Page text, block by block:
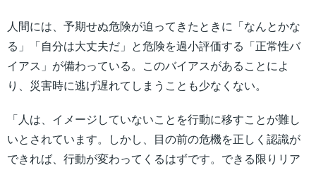
人間には、予期せぬ危険が迫ってきたときに「なんとかな
る」「自分は大丈夫だ」と危険を過小評価する「正常性バ
イアス」が備わっている。このバイアスがあることによ
り、災害時に逃げ遅れてしまうことも少なくない。
「人は、イメージしていないことを行動に移すことが難し
いとされています。しかし、目の前の危機を正しく認識が
できれば、行動が変わってくるはずです。できる限りリア